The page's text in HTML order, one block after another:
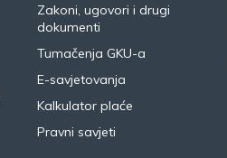
Zakoni, ugovori i drugi
dokumenti
Tumačenja GKU-a
E-savjetovanja
Kalkulator plaće
Pravni savjeti